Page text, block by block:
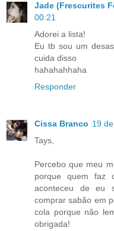
Jade (Frescurites
00:21
Adorei a lista!
Eu tb sou um
cuida disso
hahahahhaha
Responder
Cissa Branco 19
Tays,
Percebo que meu
porque quem faz
aconteceu de eu
comprar sabão em
cola porque não
obrigada!